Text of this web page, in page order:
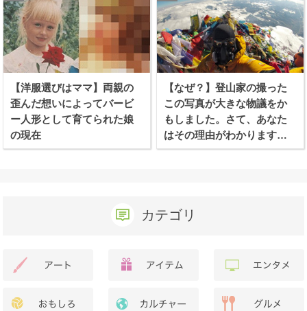
【洋服選びはママ】両親の
歪んだ想いによってバービ
ー人形として育てられた娘
の現在
【なぜ？】登山家の撮った
この写真が大きな物議をか
もしました。さて、あなた
はその理由がわかります
か？
カテゴリ